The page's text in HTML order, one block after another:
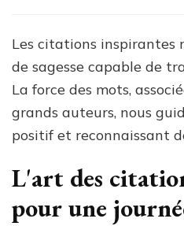
Les citations inspirantes
de sagesse capable de
La force des mots,
grands auteurs, nous
positif et reconnaissant
L'art des
pour une